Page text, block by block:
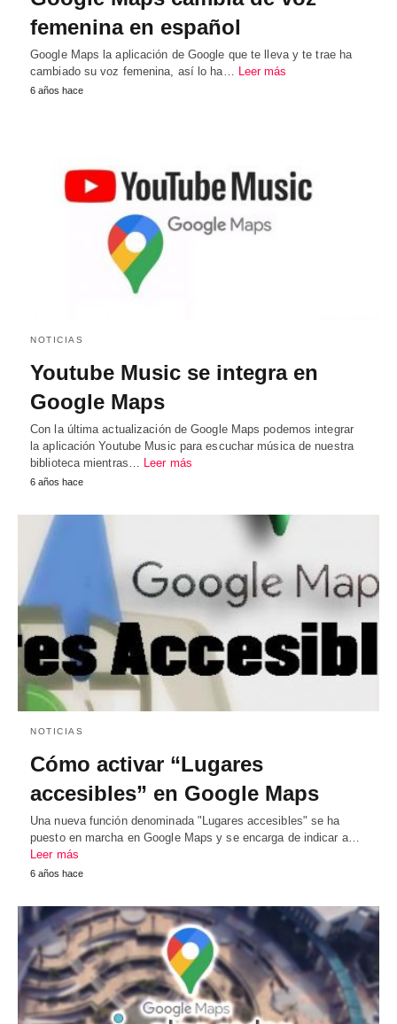
femenina en español
Google Maps la aplicación de Google que te lleva y te trae ha
cambiado su voz femenina, así lo ha… Leer más
6 años hace
NOTICIAS
Youtube Music se integra en
Google Maps
Con la última actualización de Google Maps podemos integrar
la aplicación Youtube Music para escuchar música de nuestra
biblioteca mientras…
Leer más
6 años hace
NOTICIAS
Cómo activar “Lugares
accesibles” en Google Maps
Una nueva función denominada "Lugares accesibles" se ha
puesto en marcha en Google Maps y se encarga de indicar a…
Leer más
6 años hace